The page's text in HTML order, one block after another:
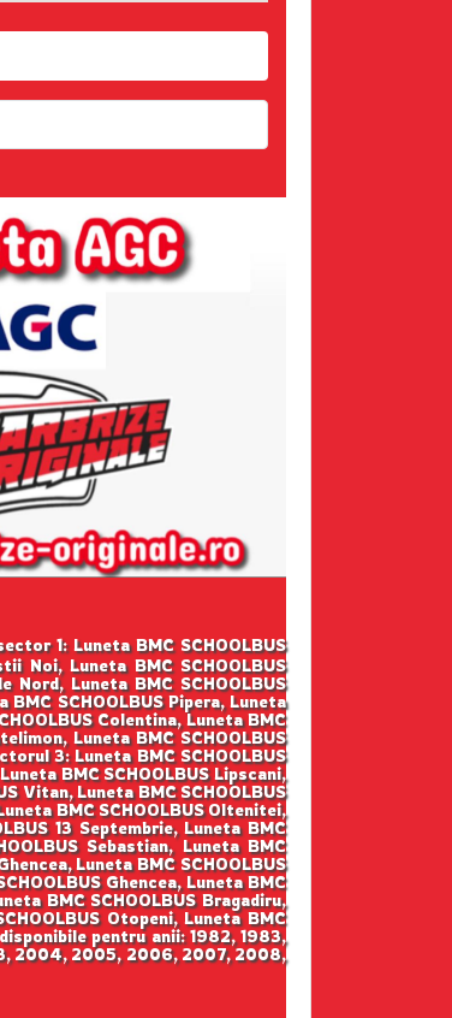
1: Luneta BMC SCHOOLBUS
Noi, Luneta BMC SCHOOLBUS
Nord, Luneta BMC SCHOOLBUS
SCHOOLBUS Pipera, Luneta
Colentina, Luneta BMC
Luneta BMC SCHOOLBUS
3: Luneta BMC SCHOOLBUS
BMC SCHOOLBUS Lipscani,
Vitan, Luneta BMC SCHOOLBUS
BMC SCHOOLBUS Oltenitei,
13 Septembrie, Luneta BMC
Sebastian, Luneta BMC
Luneta BMC SCHOOLBUS
Ghencea, Luneta BMC
BMC SCHOOLBUS Bragadiru,
Otopeni, Luneta BMC
pentru anii: 1982, 1983,
2004, 2005, 2006, 2007, 2008,